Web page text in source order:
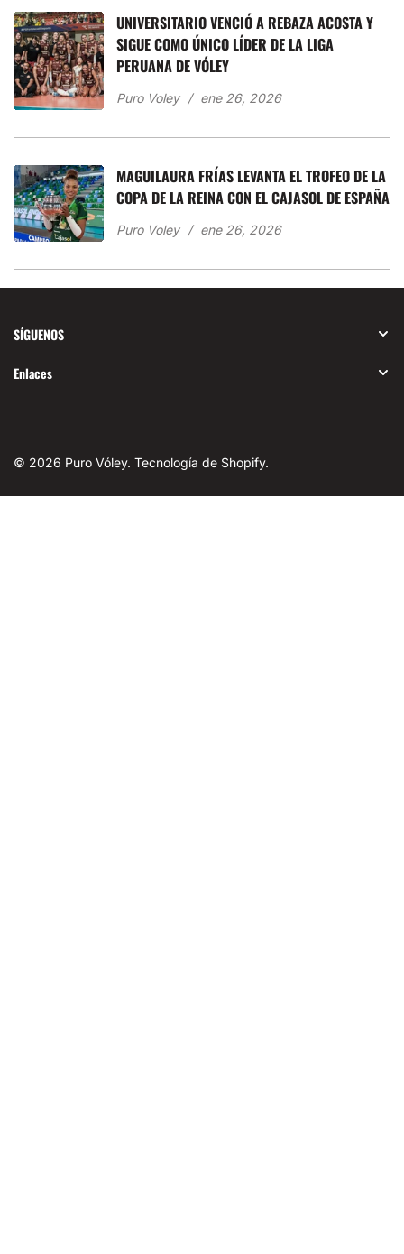
UNIVERSITARIO VENCIÓ A REBAZA ACOSTA Y
SIGUE COMO ÚNICO LÍDER DE LA LIGA
PERUANA DE VÓLEY
Puro Voley ene 26, 2026
MAGUILAURA FRÍAS LEVANTA EL TROFEO DE LA
COPA DE LA REINA CON EL CAJASOL DE ESPAÑA
Puro Voley ene 26, 2026
SÍGUENOS
Enlaces
© 2026 Puro Vóley. Tecnología de Shopify.